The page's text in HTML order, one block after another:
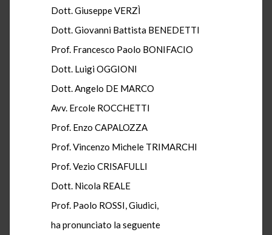
Dott. Giuseppe VERZÌ
Dott. Giovanni Battista BENEDETTI
Prof. Francesco Paolo BONIFACIO
Dott. Luigi OGGIONI
Dott. Angelo DE MARCO
Avv. Ercole ROCCHETTI
Prof. Enzo CAPALOZZA
Prof. Vincenzo Michele TRIMARCHI
Prof. Vezio CRISAFULLI
Dott. Nicola REALE
Prof. Paolo ROSSI, Giudici,
ha pronunciato la seguente